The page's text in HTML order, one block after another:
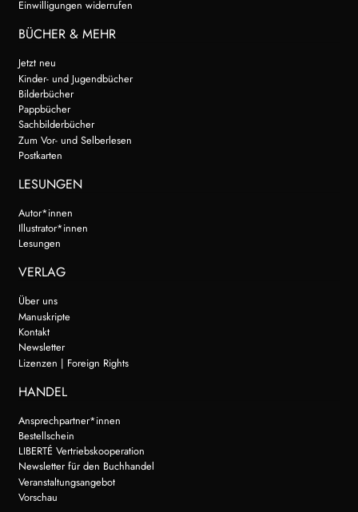
Einwilligungen widerrufen
BÜCHER & MEHR
Jetzt neu
Kinder- und Jugendbücher
Bilderbücher
Pappbücher
Sachbilderbücher
Zum Vor- und Selberlesen
Postkarten
LESUNGEN
Autor*innen
Illustrator*innen
Lesungen
VERLAG
Über uns
Manuskripte
Kontakt
Newsletter
Lizenzen | Foreign Rights
HANDEL
Ansprechpartner*innen
Bestellschein
LIBERTÉ Vertriebskooperation
Newsletter für den Buchhandel
Veranstaltungsangebot
Vorschau